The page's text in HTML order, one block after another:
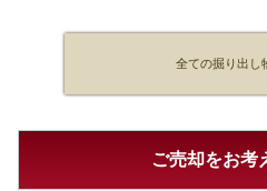
全ての掘り出し
ご売却をお考